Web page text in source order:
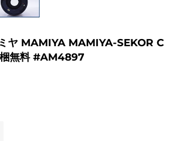
ミヤ MAMIYA MAMIYA-SEKOR C
無料 #AM4897